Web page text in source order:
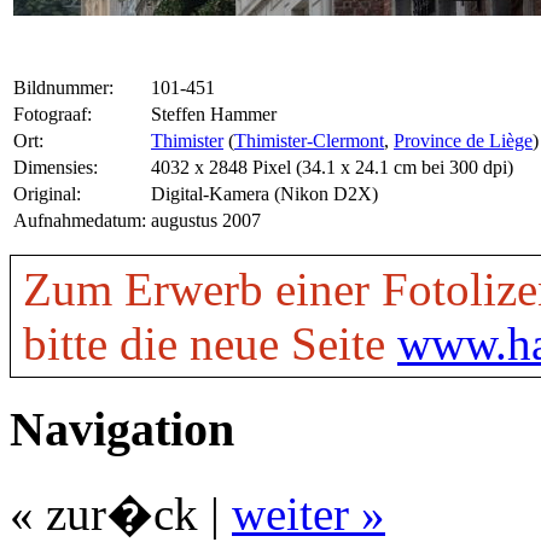
Bildnummer:
101-451
Fotograaf:
Steffen Hammer
Ort:
Thimister(Thimister-Clermont, Province de Liège)
Dimensies:
4032 x 2848 Pixel (34.1 x 24.1 cm bei 300 dpi)
Original:
Digital-Kamera (Nikon D2X)
Aufnahmedatum: augustus 2007
Zum Erwerb einer
bitte die neue Seite
Navigation
« zur�ck | weiter »